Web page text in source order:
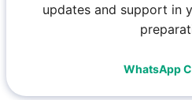
updates and support in
WhatsApp